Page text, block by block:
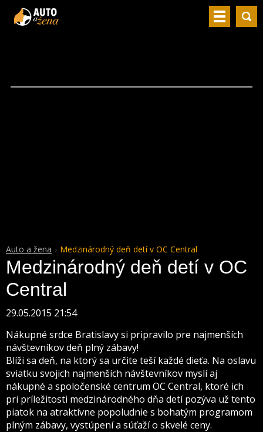
Auto a žena Medzinárodný deň detí v OC Central
Medzinárodný deň detí v OC
Central
29.05.2015 21:54
Nákupné srdce Bratislavy si pripravilo pre najmenších
návštevníkov deň plný zábavy!
Blíži sa deň, na ktorý sa určite teší každé dieťa. Na oslavu
sviatku svojich najmenších návštevníkov myslí aj
nákupné a spoločenské centrum OC Central, ktoré ich
pri príležitosti medzinárodného dňa detí pozýva už tento
piatok na atraktívne popoludnie s bohatým programom
plným zábavy, vystúpení a súťaží o skvelé ceny.